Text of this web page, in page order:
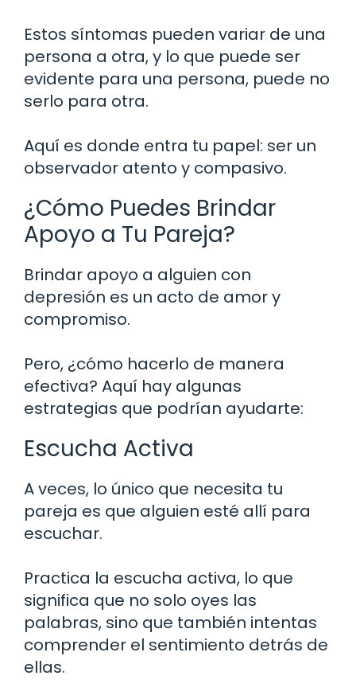
Estos síntomas pueden variar de una
persona a otra, y lo que puede ser
evidente para una persona, puede no
serlo para otra.
Aquí es donde entra tu papel: ser un
observador atento y compasivo.
¿Cómo Puedes Brindar
Apoyo a Tu Pareja?
Brindar apoyo a alguien con
depresión es un acto de amor y
compromiso.
Pero, ¿cómo hacerlo de manera
efectiva? Aquí hay algunas
estrategias que podrían ayudarte:
Escucha Activa
A veces, lo único que necesita tu
pareja es que alguien esté allí para
escuchar.
Practica la escucha activa, lo que
significa que no solo oyes las
palabras, sino que también intentas
comprender el sentimiento detrás de
ellas.